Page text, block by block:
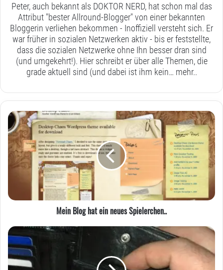
Peter, auch bekannt als DOKTOR NERD, hat schon mal das
Attribut "bester Allround-Blogger" von einer bekannten
Bloggerin verliehen bekommen - Inoffiziell versteht sich. Er
war früher in sozialen Netzwerken aktiv - bis er feststellte,
dass die sozialen Netzwerke ohne Ihn besser dran sind
(und umgekehrt!). Hier schreibt er über alle Themen, die
grade aktuell sind (und dabei ist ihm kein… mehr..
Mein
Blog
hat
ein
neues
Spielerchen..
Mein Blog hat ein neues Spielerchen..
Ein
herrlicher
Aprilscherz..